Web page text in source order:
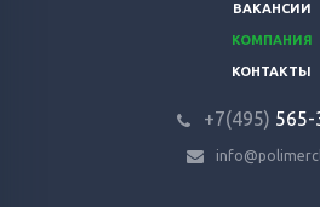
ВАКАНСИИ
КОМПАНИЯ
КОНТАКТЫ
+7(495) 565-